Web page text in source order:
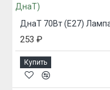
253 ₽
Купить